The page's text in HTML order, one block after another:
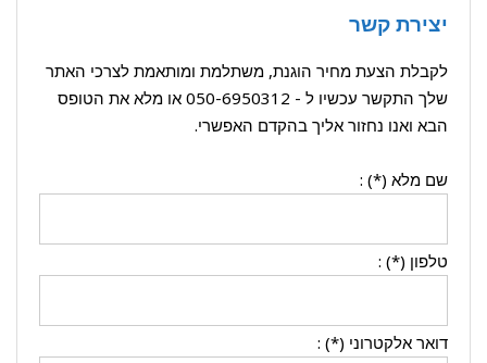
יצירת קשר
לקבלת הצעת מחיר הוגנת, משתלמת ומותאמת לצרכי האתר
שלך התקשר עכשיו ל - 050-6950312 או מלא את הטופס
הבא ואנו נחזור אליך בהקדם האפשרי.
שם מלא (*) :
טלפון (*) :
דואר אלקטרוני (*) :